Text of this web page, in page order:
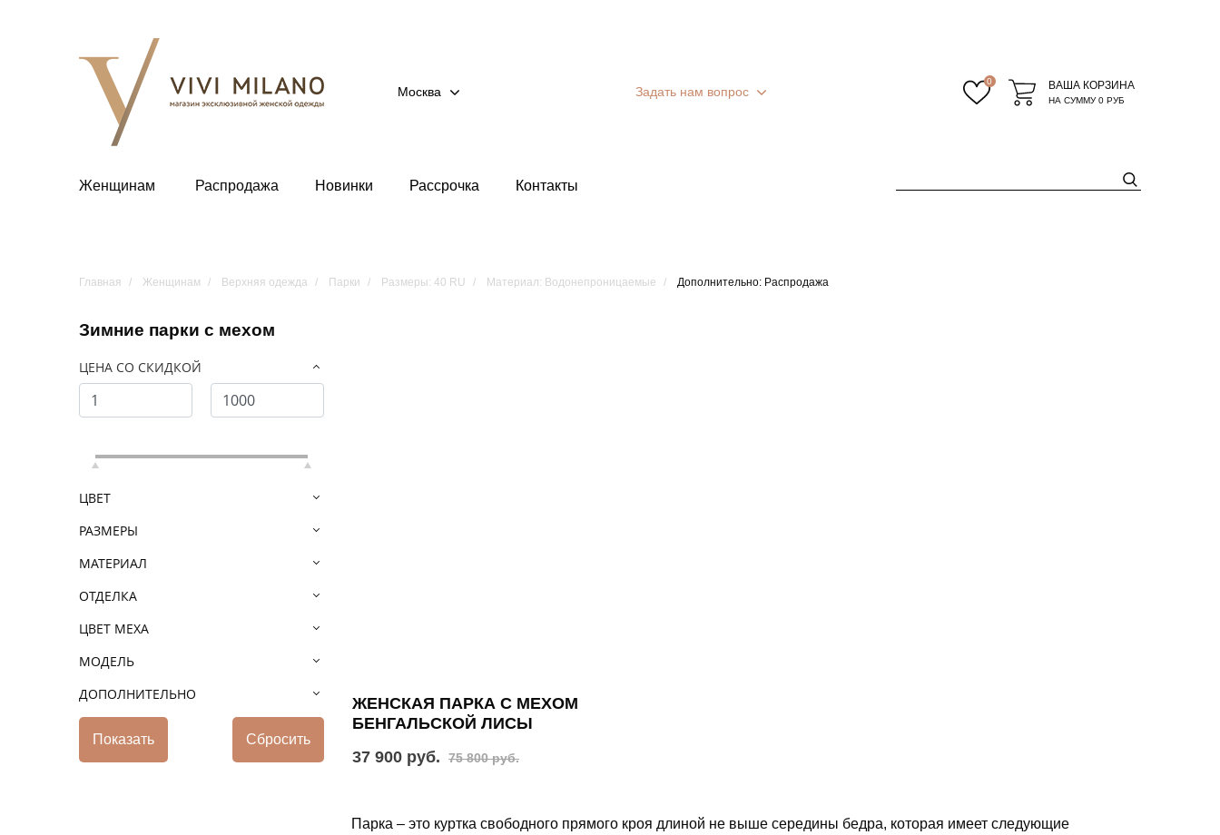
Москва Задать нам вопрос
0 ВАША КОРЗИНА
НА СУММУ0 РУБ
Женщинам Распродажа Новинки Рассрочка Контакты
Главная Женщинам Верхняя одежда Парки Размеры: 40 RU Материал: Водонепроницаемые Дополнительно: Распродажа
Зимние парки с мехом
ЦЕНА СО СКИДКОЙ
ЦВЕТ
РАЗМЕРЫ
МАТЕРИАЛ
ОТДЕЛКА
ЦВЕТ МЕХА
МОДЕЛЬ
ДОПОЛНИТЕЛЬНО
ЖЕНСКАЯ ПАРКА С МЕХОМ
БЕНГАЛЬСКОЙ ЛИСЫ
37 900 руб.
75 800 руб.
Парка – это куртка свободного прямого кроя длиной не выше середины бедра, которая имеет следующие